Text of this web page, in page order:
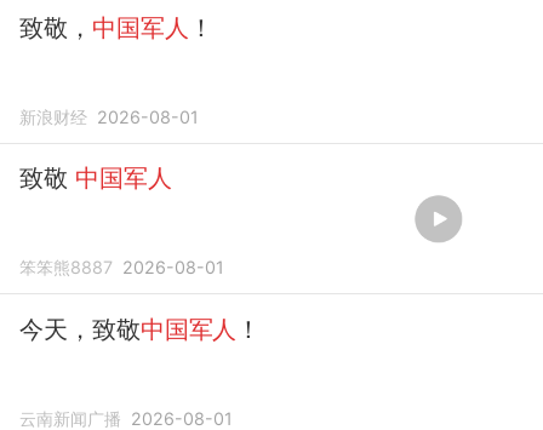
致敬， 中国军人 ！
新浪财经 2026-08-01
致敬 中国军人
笨笨熊8887 2026-08-01
今天，致敬中国军人 ！
云南新闻广播 2026-08-01